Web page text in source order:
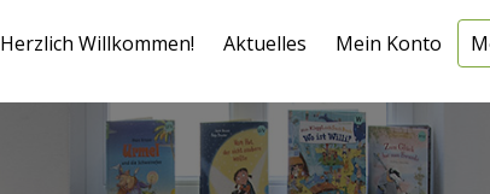
Herzlich Willkommen! Aktuelles Mein Konto